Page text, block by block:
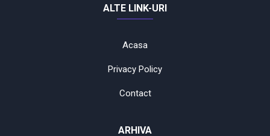
ALTE LINK-URI
Acasa
Privacy Policy
Contact
ARHIVA